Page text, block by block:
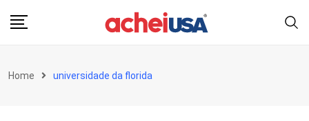
Home universidade da florida